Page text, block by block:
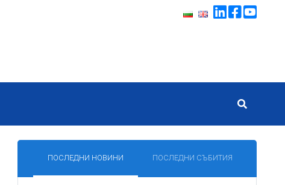
ПОСЛЕДНИ НОВИНИ ПОСЛЕДНИ СЪБИТИЯ